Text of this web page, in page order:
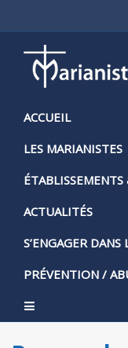
ACCUEIL
LES MARIANISTES
ACTUALITÉS
S’ENGAGER DANS
PRÉVENTION /